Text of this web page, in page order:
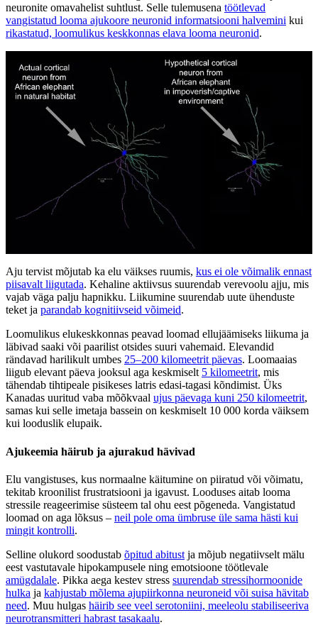
neuronite omavahelist suhtlust. Selle tulemusena töötlevad
vangistatud looma ajukoore neuronid informatsiooni halvemini kui
rikastatud, loomulikus keskkonnas elava looma neuronid.
Aju tervist mõjutab ka elu väikses ruumis, kus ei ole võimalik ennast
piisavalt liigutada. Kehaline aktiivsus suurendab verevoolu ajju, mis
vajab väga palju hapnikku. Liikumine suurendab uute ühenduste
teket ja parandab kognitiivseid võimeid.
Loomulikus elukeskkonnas peavad loomad ellujäämiseks liikuma ja
läbivad saaki või paarilist otsides suuri vahemaid. Elevandid
rändavad harilikult umbes 25–200 kilomeetrit päevas. Loomaaias
liigub elevant päeva jooksul aga keskmiselt 5 kilomeetrit, mis
tähendab tihtipeale pisikeses latris edasi-tagasi kõndimist. Üks
Kanadas uuritud vaba mõõkvaal ujus päevaga kuni 250 kilomeetrit,
samas kui selle imetaja bassein on keskmiselt 10 000 korda väiksem
kui looduslik elupaik.
Ajukeemia häirub ja ajurakud hävivad
Elu vangistuses, kus normaalne käitumine on piiratud või võimatu,
tekitab kroonilist frustratsiooni ja igavust. Looduses aitab looma
stressile reageerimise süsteem tal ohu eest põgeneda. Vangistatud
loomad on aga lõksus – neil pole oma ümbruse üle sama hästi kui
mingit kontrolli.
Selline olukord soodustab õpitud abitust ja mõjub negatiivselt mälu
eest vastutavale hipokampusele ning emotsioone töötlevale
amügdalale. Pikka aega kestev stress suurendab stressihormoonide
hulka ja kahjustab mõlema ajupiirkonna neuroneid või suisa hävitab
need. Muu hulgas häirib see veel serotoniini, meeleolu stabiliseeriva
neurotransmitteri habrast tasakaalu.